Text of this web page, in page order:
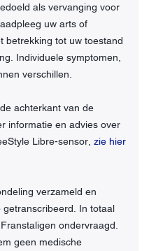
als vervanging voor
uw arts of
betrekking tot uw toestand
Individuele symptomen,
verschillen.
achterkant van de
informatie en advies over
Libre-sensor, zie hier
verzameld en
In totaal
ondervraagd.
geen medische